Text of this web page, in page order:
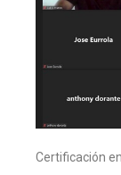
Certificación